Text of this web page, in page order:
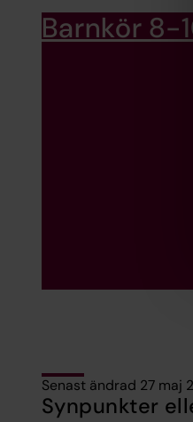
Barnkör 8-
Senast ändrad 27 maj
Synpunkter